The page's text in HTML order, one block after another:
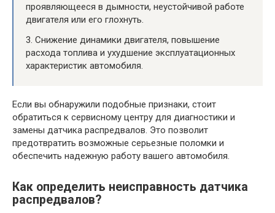
проявляющееся в дымности, неустойчивой работе
двигателя или его глохнуть.
3. Снижение динамики двигателя, повышение
расхода топлива и ухудшение эксплуатационных
характеристик автомобиля.
Если вы обнаружили подобные признаки, стоит
обратиться к сервисному центру для диагностики и
замены датчика распредвалов. Это позволит
предотвратить возможные серьезные поломки и
обеспечить надежную работу вашего автомобиля.
Как определить неисправность датчика
распредвалов?